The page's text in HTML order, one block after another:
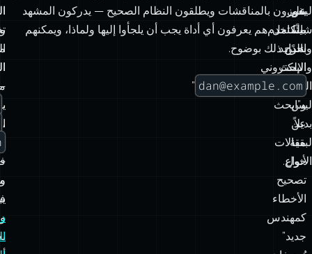
ليس
شيئًا
واحدًا،
والبحث
الدلالي
ليس
بديلاً
لبقية
الأنواع.
على
مستخدم
بالبريد
الإلكتروني
dan@example.com
”
و”ابحث
عن
مقالات
حول
تصحيح
الأخطاء
كمهندس
جديد”
يفوزون بالمناقشات ويطلقون النظام الصحيح — يدركون المشهد
بالكامل. هم يعرفون أي أداة يجب أن يلجأوا إليها ولماذا، ويمكنهم
شرح ذلك بوضوح.
،
،